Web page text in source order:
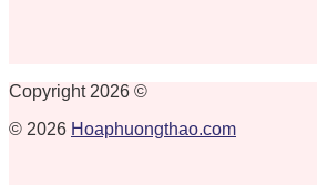
Copyright 2026 ©
© 2026 Hoaphuongthao.com